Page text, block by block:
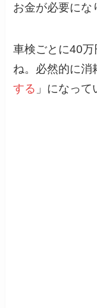
お金が必要にな
車検ごとに40
ね。必然的に消
する 」になって